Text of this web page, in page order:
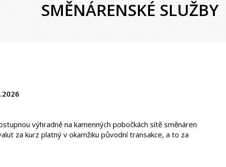
SMĚNÁRENSKÉ SLUŽBY
výhradně na kamenných pobočkách sítě směnáren
za kurz platný v okamžiku původní transakce, a to za